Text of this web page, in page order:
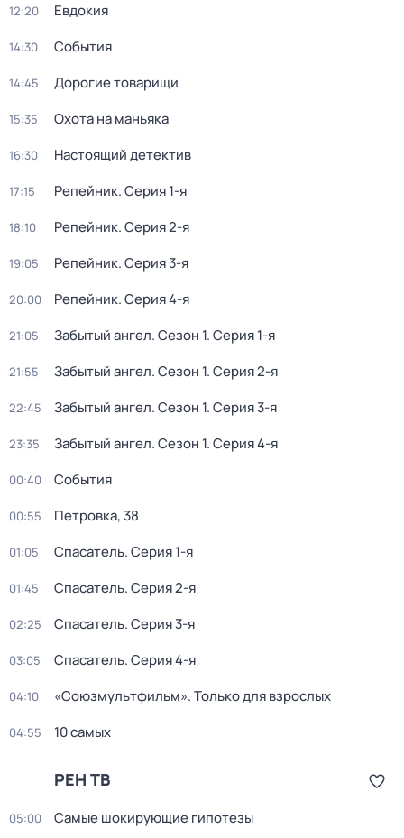
12:20 Евдокия
14:30 События
14:45 Дорогие товарищи
15:35 Охота на маньяка
16:30 Настоящий детектив
17:15 Репейник. Серия 1-я
18:10 Репейник. Серия 2-я
19:05 Репейник. Серия 3-я
20:00 Репейник. Серия 4-я
21:05 Забытый ангел. Сезон 1. Серия 1-я
21:55 Забытый ангел. Сезон 1. Серия 2-я
22:45 Забытый ангел. Сезон 1. Серия 3-я
23:35 Забытый ангел. Сезон 1. Серия 4-я
00:40 События
00:55 Петровка, 38
01:05 Спасатель. Серия 1-я
01:45 Спасатель. Серия 2-я
02:25 Спасатель. Серия 3-я
03:05 Спасатель. Серия 4-я
04:10 «Союзмультфильм». Только для взрослых
04:55 10 самых
РЕН ТВ
05:00 Самые шoкиpующие гипотезы